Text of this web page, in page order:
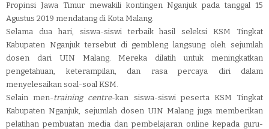
Propinsi Jawa Timur mewakili kontingen Nganjuk pada tanggal 15
Agustus 2019 mendatang di Kota Malang.
Selama dua hari, siswa-siswi terbaik hasil seleksi KSM Tingkat
Kabupaten Nganjuk tersebut di gembleng langsung oleh sejumlah
dosen dari UIN Malang. Mereka dilatih untuk meningkatkan
pengetahuan, keterampilan, dan rasa percaya diri dalam
menyelesaikan soal-soal KSM.
Selain men-training centre-kan siswa-siswi peserta KSM Tingkat
Kabupaten Nganjuk, sejumlah dosen UIN Malang juga memberikan
pelatihan pembuatan media dan pembelajaran online kepada guru-